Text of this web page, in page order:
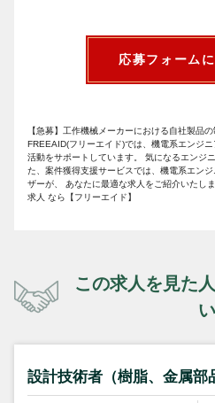
応募フォーム
【急募】工作機械メーカーにおける自社製品
FREEAID(フリーエイド)では、機電系エンジ
活動をサポートしています。 気になるエンジ
た、案件獲得支援サービスでは、機電系エン
ザーが、 あなたに最適な求人をご紹介いたし
求人 なら【フリーエイド】
この求人を見た
設計技術者（樹脂、金属部